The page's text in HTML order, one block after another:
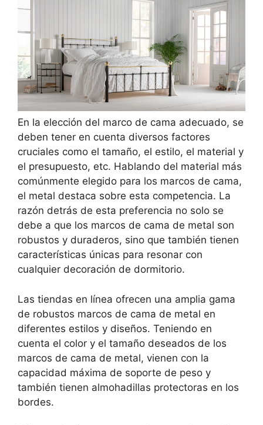
En la elección del marco de cama adecuado, se
deben tener en cuenta diversos factores
cruciales como el tamaño, el estilo, el material y
el presupuesto, etc. Hablando del material más
comúnmente elegido para los marcos de cama,
el metal destaca sobre esta competencia. La
razón detrás de esta preferencia no solo se
debe a que los marcos de cama de metal son
robustos y duraderos, sino que también tienen
características únicas para resonar con
cualquier decoración de dormitorio.
Las tiendas en línea ofrecen una amplia gama
de robustos marcos de cama de metal en
diferentes estilos y diseños. Teniendo en
cuenta el color y el tamaño deseados de los
marcos de cama de metal, vienen con la
capacidad máxima de soporte de peso y
también tienen almohadillas protectoras en los
bordes.